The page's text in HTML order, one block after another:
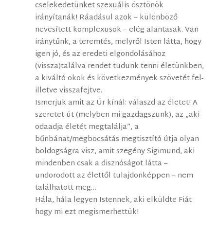
cselekedetünket szexuális ösztönök
irányítanák! Ráadásul azok – különböző
nevesített komplexusok – elég alantasak. Van
iránytűnk, a teremtés, melyről Isten látta, hogy
igen jó, és az eredeti elgondolásához
(vissza)találva rendet tudunk tenni életünkben,
a kiváltó okok és következmények szövetét fel-
illetve visszafejtve.
Ismerjük amit az Úr kínál: válaszd az életet! A
szeretet-út (melyben mi gazdagszunk), az „aki
odaadja életét megtalálja”, a
bűnbánat/megbocsátás megtisztító útja olyan
boldogságra visz, amit szegény Sigimund, aki
mindenben csak a disznóságot látta –
undorodott az élettől tulajdonképpen – nem
találhatott meg…
Hála, hála legyen Istennek, aki elküldte Fiát
hogy mi ezt megismerhettük!